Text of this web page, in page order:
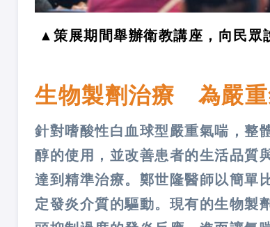
▲策展期間舉辦衛教講座，向民眾
生物製劑治療 為嚴重
針對嗜酸性白血球型嚴重氣喘，整
醇的使用，並改善患者的生活品質
達到精準治療。鄭世隆醫師以簡單
定發炎介質的驅動。現有的生物製